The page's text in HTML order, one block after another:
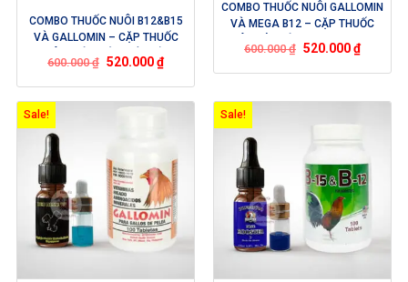
COMBO THUỐC NUÔI B12&B15
VÀ GALLOMIN – CẶP THUỐC
CỦA INTERFARMA USA
600.000₫ 520.000₫
COMBO THUỐC NUÔI GALLOMIN
VÀ MEGA B12 – CẶP THUỐC
NUÔI GIÚP GÀ CỰ MẠNH, HỪNG
NƯỚC MÁU, ĐÁ BO LỚN
600.000₫ 520.000₫
Sale! Sale!